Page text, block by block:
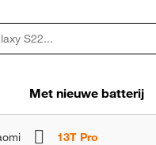
Met nieuwe batterij
13T Pro